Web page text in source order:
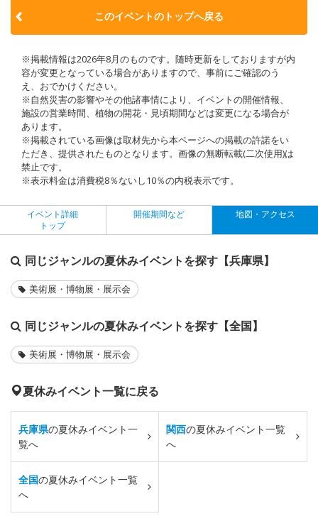
このイベントのトップへ戻る
※掲載情報は2026年8月のものです。随時更新をしておりますが内
容が変更となっている場合がありますので、事前にご確認のう
え、おでかけください。
※自然災害の影響やその他諸事情により、イベントの開催情報、
施設の営業時間、植物の開花・見頃期間などは変更になる場合が
あります。
※掲載されている画像は取材先から本ページへの掲載の許諾をい
ただき、提供されたものとなります。画像の無断転載(二次使用)は
禁止です。
※表示料金は消費税8％ないし10％の内税表示です。
イベント詳細
トップ
開催期間など 地図・アクセス
同じジャンルの夏休みイベントを探す【兵庫県】
美術展・博物展・展示会
同じジャンルの夏休みイベントを探す【全国】
美術展・博物展・展示会
夏休みイベント一覧に戻る
兵庫県の夏休みイベント一
覧へ
関西の夏休みイベント一覧
へ
全国の夏休みイベント一覧
へ